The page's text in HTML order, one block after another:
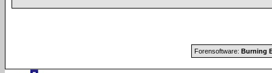
Forensoftware: Burning